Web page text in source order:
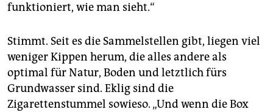
funktioniert, wie man sieht.“
Stimmt. Seit es die Sammelstellen gibt, liegen viel
weniger Kippen herum, die alles andere als
optimal für Natur, Boden und letztlich fürs
Grundwasser sind. Eklig sind die
Zigarettenstummel sowieso. „Und wenn die Box